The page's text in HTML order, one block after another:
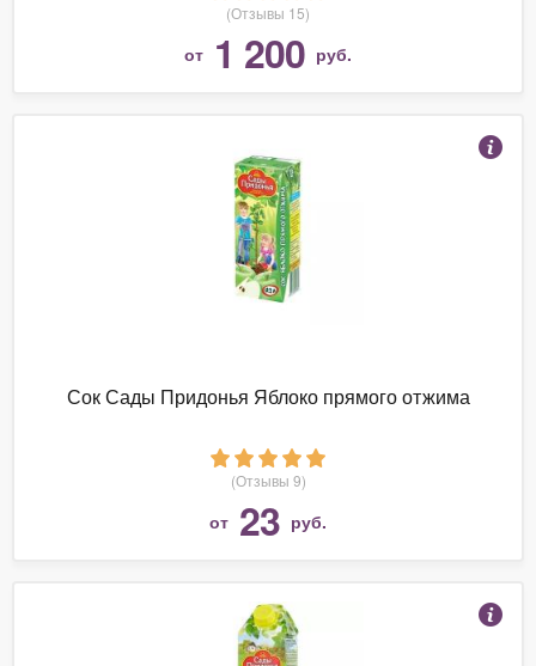
(Отзывы 15)
от 1 200 руб.
Сок Сады Придонья Яблоко прямого отжима
(Отзывы 9)
от 23 руб.